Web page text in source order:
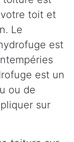
toit et
Le
est
est un
ou de
sur